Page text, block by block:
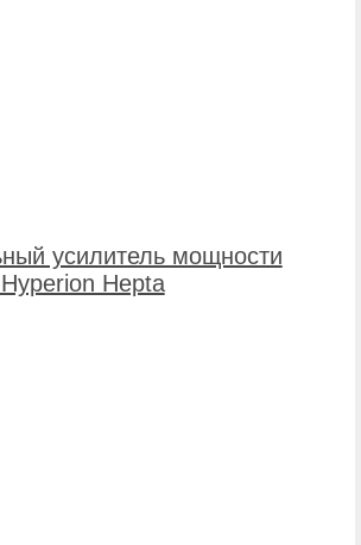
усилитель мощности
Hepta